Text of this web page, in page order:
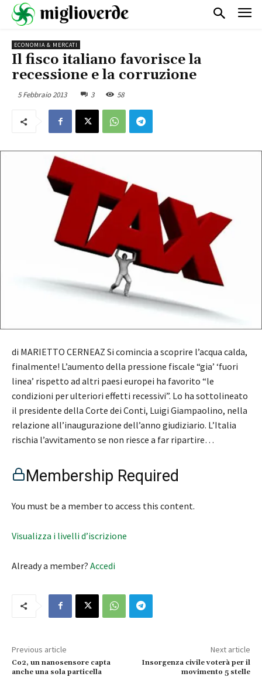
ECONOMIA & MERCATI
Il fisco italiano favorisce la
recessione e la corruzione
5 Febbraio 2013 3 58
di MARIETTO CERNEAZ Si comincia a scoprire l’acqua calda,
finalmente! L’aumento della pressione fiscale “gia’ ‘fuori
linea’ rispetto ad altri paesi europei ha favorito “le
condizioni per ulteriori effetti recessivi”. Lo ha sottolineato
il presidente della Corte dei Conti, Luigi Giampaolino, nella
relazione all’inaugurazione dell’anno giudiziario. L’Italia
rischia l’avvitamento se non riesce a far ripartire…
Membership Required
You must be a member to access this content.
Visualizza i livelli d’iscrizione
Already a member? Accedi
Previous article
Co2, un nanosensore capta
anche una sola particella
Next article
Insorgenza civile voterà per il
movimento 5 stelle